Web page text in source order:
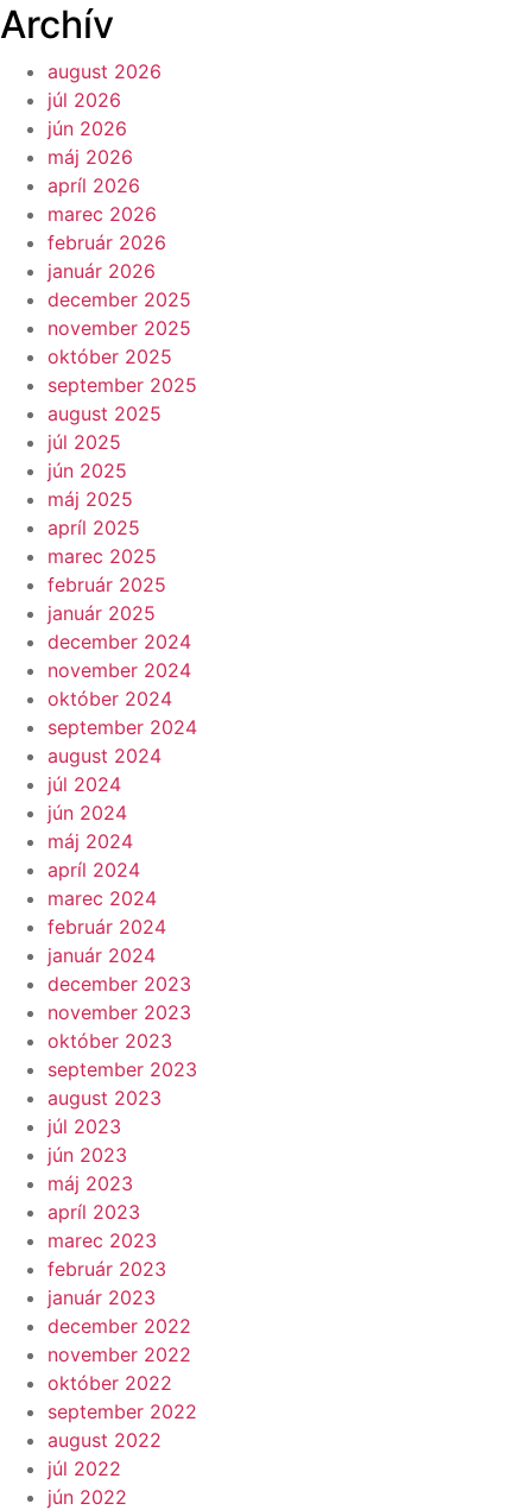
Archív
august 2026
júl 2026
jún 2026
máj 2026
apríl 2026
marec 2026
február 2026
január 2026
december 2025
november 2025
október 2025
september 2025
august 2025
júl 2025
jún 2025
máj 2025
apríl 2025
marec 2025
február 2025
január 2025
december 2024
november 2024
október 2024
september 2024
august 2024
júl 2024
jún 2024
máj 2024
apríl 2024
marec 2024
február 2024
január 2024
december 2023
november 2023
október 2023
september 2023
august 2023
júl 2023
jún 2023
máj 2023
apríl 2023
marec 2023
február 2023
január 2023
december 2022
november 2022
október 2022
september 2022
august 2022
júl 2022
jún 2022